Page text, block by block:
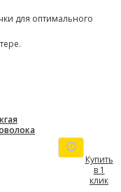
для оптимального
Купить
в 1
клик